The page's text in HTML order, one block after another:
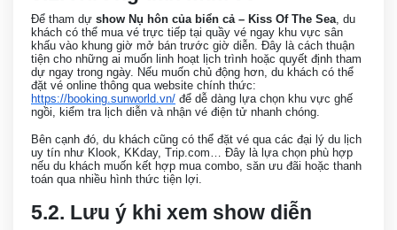
Để tham dự show Nụ hôn của biển cả – Kiss Of The Sea , du
khách có thể mua vé trực tiếp tại quầy vé ngay khu vực sân
khấu vào khung giờ mở bán trước giờ diễn. Đây là cách thuận
tiện cho những ai muốn linh hoạt lịch trình hoặc quyết định tham
dự ngay trong ngày. Nếu muốn chủ động hơn, du khách có thể
đặt vé online thông qua website chính thức:
https://booking.sunworld.vn/ để dễ dàng lựa chọn khu vực ghế
ngồi, kiểm tra lịch diễn và nhận vé điện tử nhanh chóng.
Bên cạnh đó, du khách cũng có thể đặt vé qua các đại lý du lịch
uy tín như Klook, KKday, Trip.com… Đây là lựa chọn phù hợp
nếu du khách muốn kết hợp mua combo, săn ưu đãi hoặc thanh
toán qua nhiều hình thức tiện lợi.
5.2. Lưu ý khi xem show diễn